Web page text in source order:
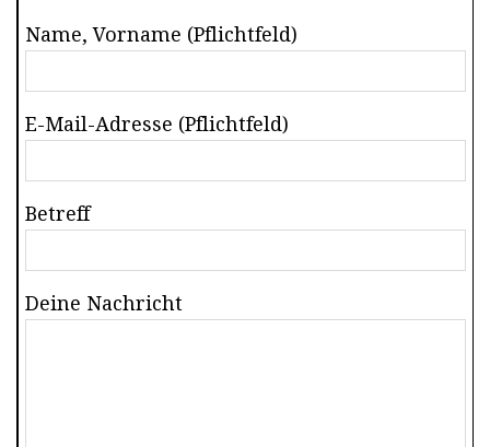
Name, Vorname (Pflichtfeld)
E-Mail-Adresse (Pflichtfeld)
Betreff
Deine Nachricht